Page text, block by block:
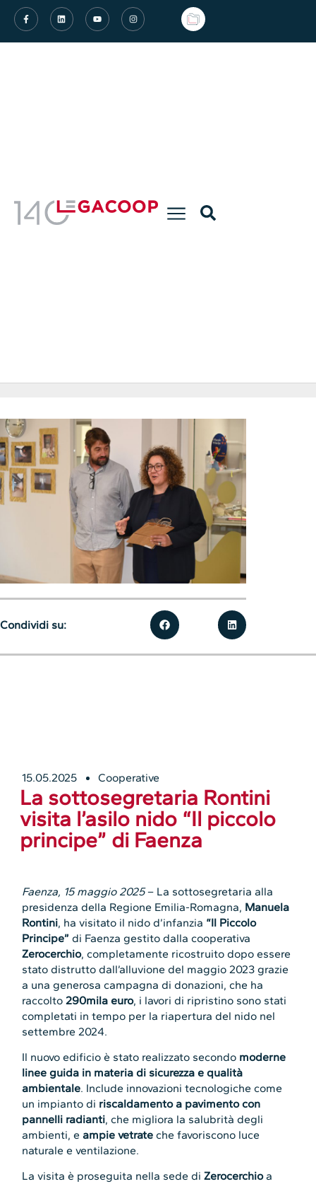
15.05.2025 Cooperative
La sottosegretaria Rontini
visita l’asilo nido “Il piccolo
principe” di Faenza
Faenza, 15 maggio 2025– La sottosegretaria alla
presidenza della Regione Emilia-Romagna, Manuela
Rontini, ha visitato il nido d’infanzia “Il Piccolo
Principe” di Faenza gestito dalla cooperativa
Zerocerchio, completamente ricostruito dopo essere
stato distrutto dall’alluvione del maggio 2023 grazie
a una generosa campagna di donazioni, che ha
raccolto290mila euro, i lavori di ripristino sono stati
completati in tempo per la riapertura del nido nel
settembre 2024.
Il nuovo edificio è stato realizzato secondo moderne
linee guida in materia di sicurezza e qualità
ambientale. Include innovazioni tecnologiche come
un impianto di riscaldamento a pavimento con
pannelli radianti, che migliora la salubrità degli
ambienti, eampie vetrate che favoriscono luce
naturale e ventilazione.
La visita è proseguita nella sede diZerocerchioa
Condividi su: